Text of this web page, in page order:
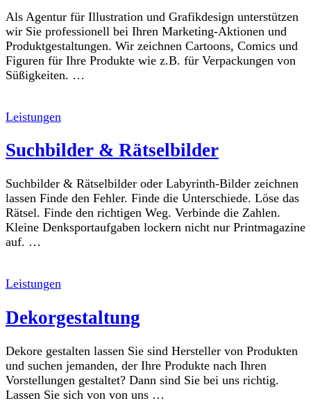
Als Agentur für Illustration und Grafikdesign unterstützen
wir Sie professionell bei Ihren Marketing-Aktionen und
Produktgestaltungen. Wir zeichnen Cartoons, Comics und
Figuren für Ihre Produkte wie z.B. für Verpackungen von
Süßigkeiten. …
Leistungen
Suchbilder & Rätselbilder
Suchbilder & Rätselbilder oder Labyrinth-Bilder zeichnen
lassen Finde den Fehler. Finde die Unterschiede. Löse das
Rätsel. Finde den richtigen Weg. Verbinde die Zahlen.
Kleine Denksportaufgaben lockern nicht nur Printmagazine
auf. …
Leistungen
Dekorgestaltung
Dekore gestalten lassen Sie sind Hersteller von Produkten
und suchen jemanden, der Ihre Produkte nach Ihren
Vorstellungen gestaltet? Dann sind Sie bei uns richtig.
Lassen Sie sich von von uns …